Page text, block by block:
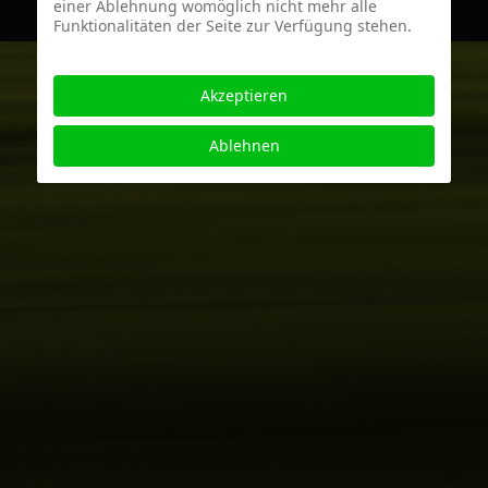
einer Ablehnung womöglich nicht mehr alle
Funktionalitäten der Seite zur Verfügung stehen.
Akzeptieren
Ablehnen